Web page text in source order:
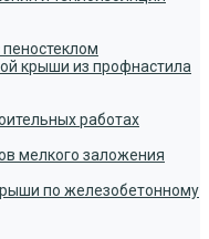
крыши из профнастила
работах
мелкого заложения
по железобетонному